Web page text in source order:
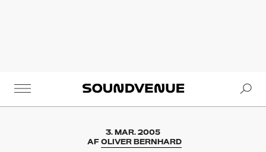
Soundvenue
3. MAR. 2005
AF OLIVER BERNHARD